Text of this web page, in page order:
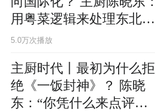
用粤菜逻辑来处理东北食
材
5.0万次播放
主厨时代丨最初为什么拒
绝《一饭封神》？ 陈晓
东：“你凭什么来点评